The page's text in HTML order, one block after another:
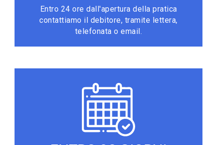
Entro 24 ore dall'apertura della pratica
contattiamo il debitore, tramite lettera,
telefonata o email.